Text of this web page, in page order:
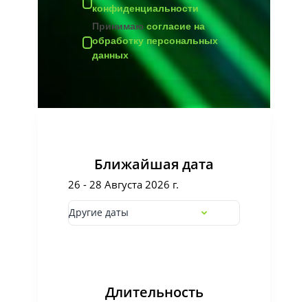
конфиденциальности
Принимаю согласие на
обработку персональных
данных
Ближайшая дата
26 - 28 Августа 2026 г.
Другие даты
Длительность